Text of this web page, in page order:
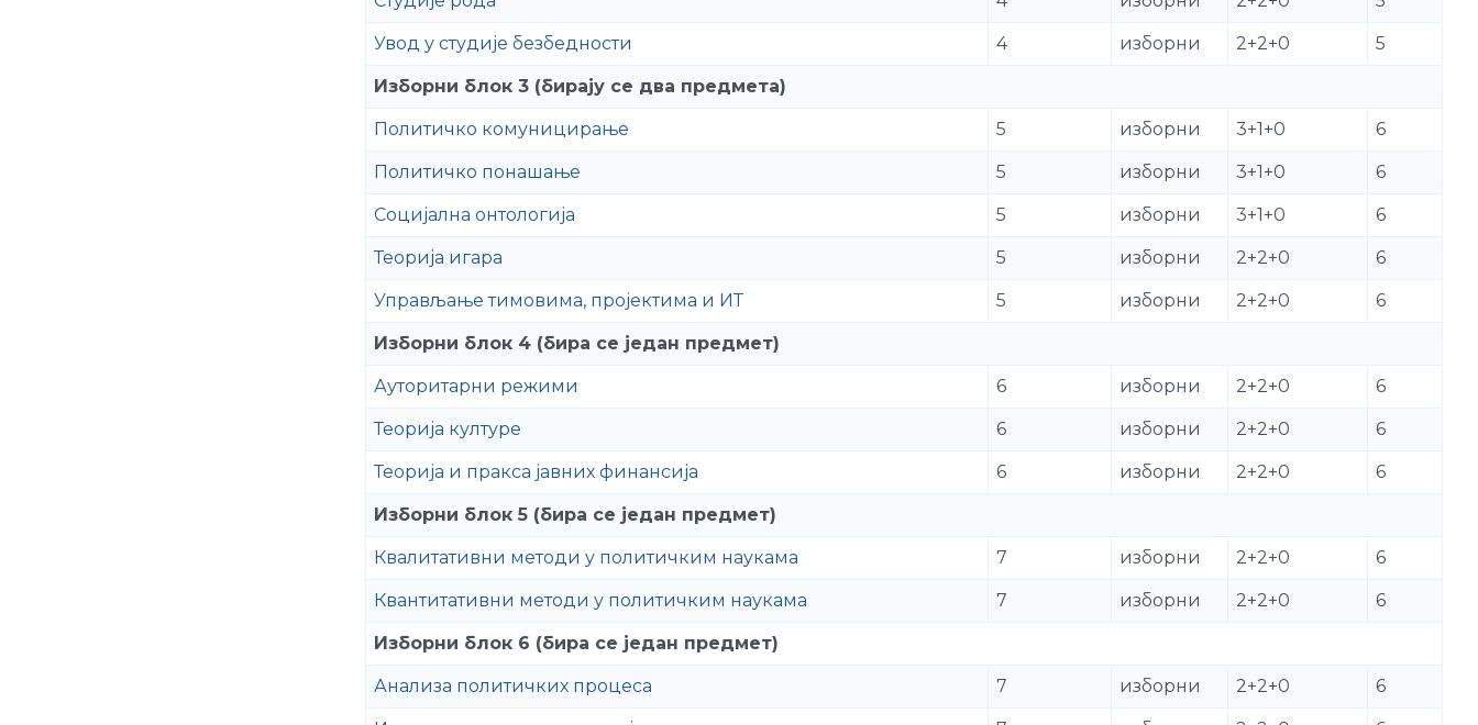
Увод у студије безбедности 4 изборни 2+2+0 5
Изборни блок 3 (бирају се два предмета)
Политичко комуницирање 5 изборни 3+1+0 6
Политичко понашање 5 изборни 3+1+0 6
Социјална онтологија 5 изборни 3+1+0 6
Теорија игара 5 изборни 2+2+0 6
Управљање тимовима, пројектима и ИТ 5 изборни 2+2+0 6
Изборни блок 4 (бира се један предмет)
Ауторитарни режими 6 изборни 2+2+0 6
Теорија културе 6 изборни 2+2+0 6
Теорија и пракса јавних финансија 6 изборни 2+2+0 6
Изборни блок 5 (бира се један предмет)
Квалитативни методи у политичким наукама 7 изборни 2+2+0 6
Квантитативни методи у политичким наукама 7 изборни 2+2+0 6
Изборни блок 6 (бира се један предмет)
Анализа политичких процеса 7 изборни 2+2+0 6